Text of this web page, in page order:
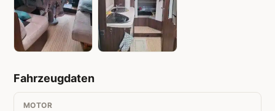
Fahrzeugdaten
MOTOR